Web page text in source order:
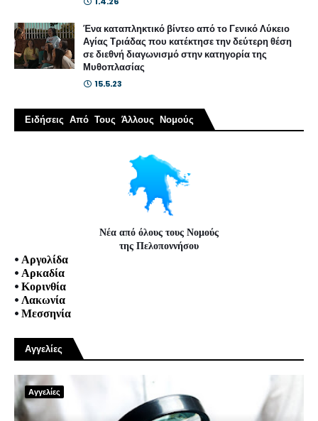
Ένα καταπληκτικό βίντεο από το Γενικό Λύκειο
Αγίας Τριάδας που κατέκτησε την δεύτερη θέση
σε διεθνή διαγωνισμό στην κατηγορία της
Μυθοπλασίας
15.5.23
Ειδήσεις Από Τους Άλλους Νομούς
Νέα από όλους τους Νομούς
της Πελοποννήσου
• Αργολίδα
• Αρκαδία
• Κορινθία
• Λακωνία
• Μεσσηνία
Αγγελίες
Αγγελίες